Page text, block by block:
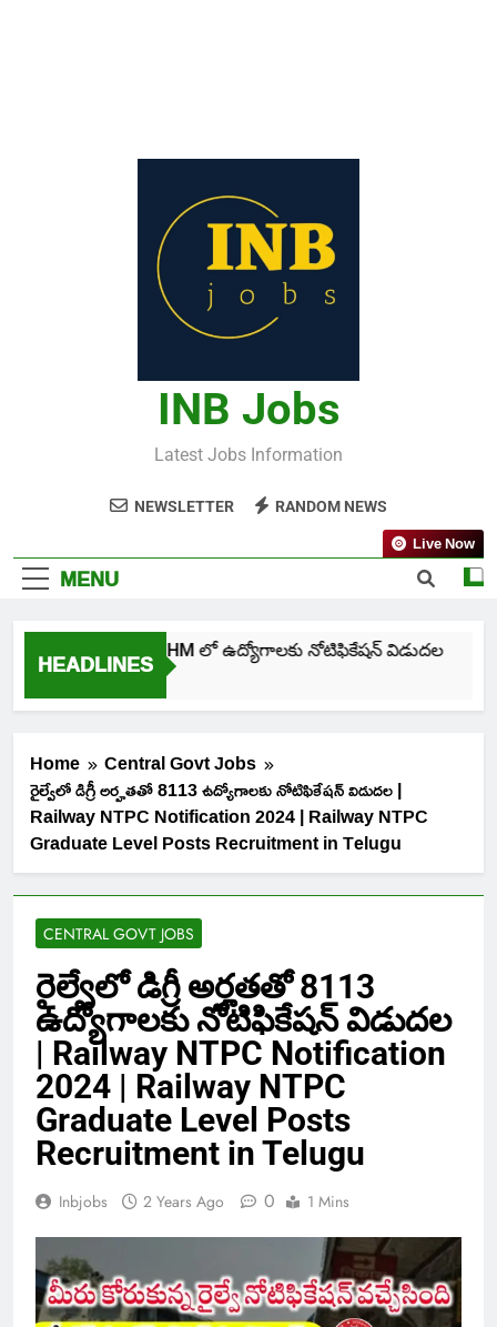
INB Jobs
Latest Jobs Information
NEWSLETTER RANDOM NEWS
MENU
Live Now
HEADLINES
తెలంగాణ NHM లో ఉద్యోగాలకు నోటిఫికేషన్ విడుదల
Home
Central Govt Jobs
రైల్వేలో డిగ్రీ అర్హతతో 8113 ఉద్యోగాలకు నోటిఫికేషన్ విడుదల |
Railway NTPC Notification 2024 | Railway NTPC
Graduate Level Posts Recruitment in Telugu
CENTRAL GOVT JOBS
రైల్వేలో డిగ్రీ అర్హతతో 8113
ఉద్యోగాలకు నోటిఫికేషన్ విడుదల
| Railway NTPC Notification
2024 | Railway NTPC
Graduate Level Posts
Recruitment in Telugu
Inbjobs 2 Years Ago 0 1 Mins